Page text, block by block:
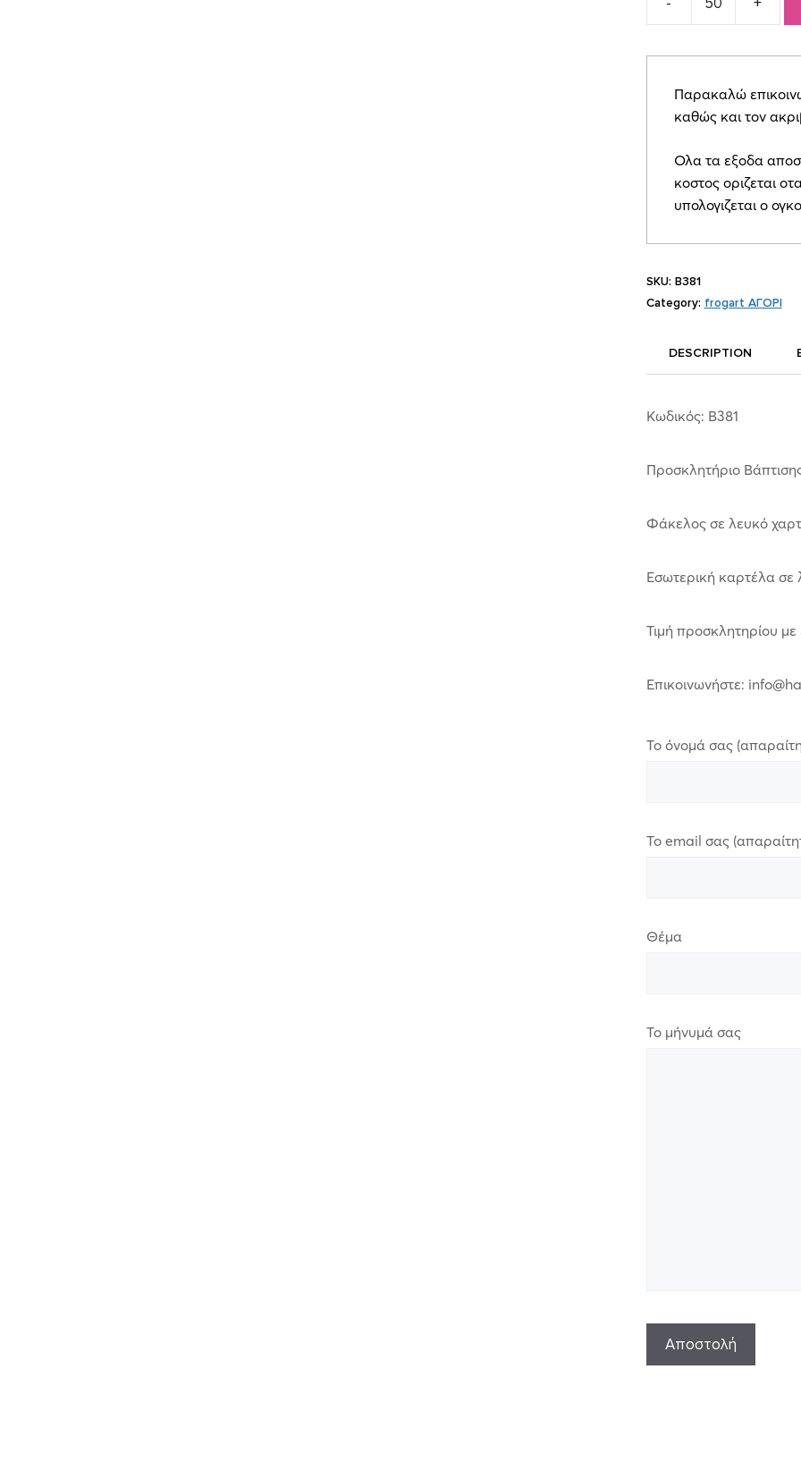
Προσκλητήριο
Πάντα
Παρακαλώ
καθώς και τον
Ολα τα εξοδα
κοστος οριζεται
υπολογιζεται ο
SKU: B381
Category: frogart ΑΓΟΡΙ
DESCRIPTION
Κωδικός: B381
Προσκλητήριο
Φάκελος σε λευκό
Εσωτερική καρτέλα σε
Τιμή προσκλητηρίου
Επικοινωνήστε:
Το όνομά σας
Το email σας
Θέμα
Το μήνυμά σας